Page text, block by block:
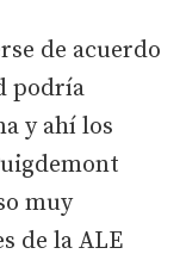
de acuerdo
podría
y ahí los
muy
de la ALE